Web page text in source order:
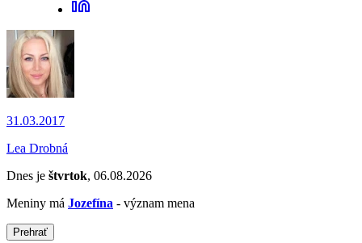
31.03.2017
Lea Drobná
Dnes je štvrtok, 06.08.2026
Meniny má Jozefína - význam mena
Prehrať